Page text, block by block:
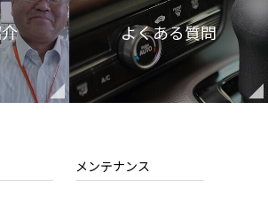
よくある質問
メンテナンス